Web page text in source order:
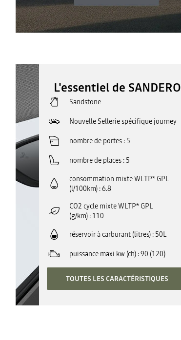
L'essentiel de SANDERO
Sandstone
Nouvelle Sellerie spécifique journey
nombre de portes 5
nombre de places 5
consommation mixte WLTP* GPL
(l/100km) 6.8
CO2 cycle mixte WLTP* GPL
(g/km) 110
réservoir à carburant (litres) 50L
puissance maxi kw (ch) 90 (120)
TOUTES LES CARACTÉRISTIQUES